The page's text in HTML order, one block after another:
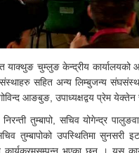
चुम्लुङ केन्द्रीय कार्यालयको
सहित अन्य लिम्बुजन्य
आङबुङ, उपाध्यक्षद्वय प्रेम
निरन्ती तुम्बापो, सचिव योगेन्द्र
तुम्बापोको उपस्थितिमा सुनसरी